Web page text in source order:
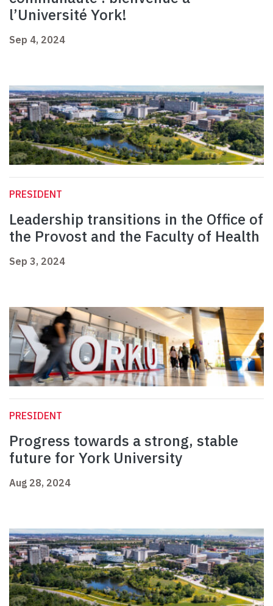
l’Université York!
Sep 4, 2024
PRESIDENT
Leadership transitions in the Office of
the Provost and the Faculty of Health
Sep 3, 2024
PRESIDENT
Progress towards a strong, stable
future for York University
Aug 28, 2024